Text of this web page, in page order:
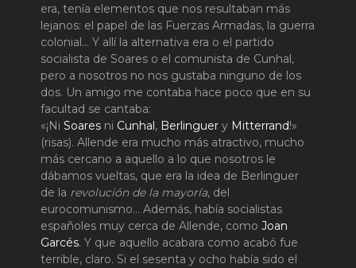
era, tenía elementos que nos resultaban más
lejanos: el papel de las Fuerzas Armadas, la guerra
colonial… Y allí la alternativa era o el partido
socialista de Soares o el comunista de Cunhal,
pero a nosotros no nos gustaba ninguno de los
dos. Un amigo me contaba hace poco que en su
facultad se cantaba:
«¡Ni Soares ni Cunhal, Berlinguer y Mitterrand!»
(risas). Allende era mucho más atractivo, mucho
más cercano a aquello a lo que nosotros le
dábamos vueltas, que era la idea de Berlinguer
de la revolución de la mayoría, del
eurocomunismo… Además, había socialistas
españoles muy cerca de Allende, como Joan
Garcés. Y que aquello acabara como acabó fue
terrible, claro. Si el sesenta y ocho había sido el